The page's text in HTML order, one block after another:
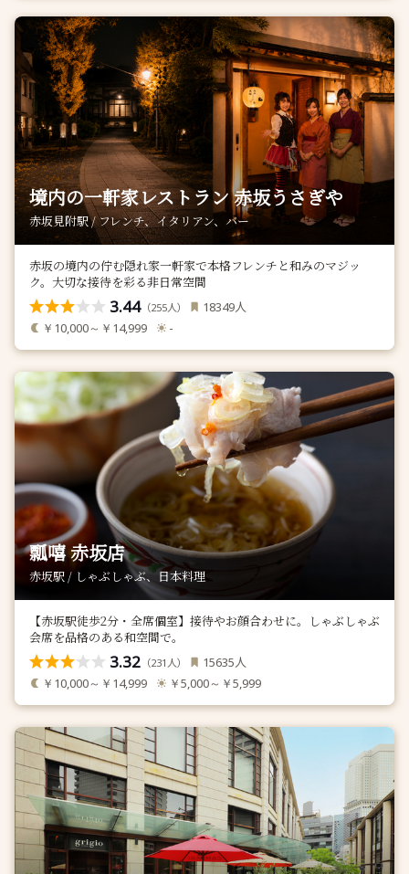
境内の一軒家レストラン 赤坂うさぎや
赤坂見附駅 / フレンチ、イタリアン、バー
赤坂の境内の佇む隠れ家一軒家で本格フレンチと和みのマジッ
ク。大切な接待を彩る非日常空間
3.44（255人） 18349人
￥10,000～￥14,999 -
瓢嘻 赤坂店
赤坂駅 / しゃぶしゃぶ、日本料理
【赤坂駅徒歩2分・全席個室】接待やお顔合わせに。しゃぶしゃぶ
会席を品格のある和空間で。
3.32 （231 人） 15635人
￥10,000～￥14,999 ￥5,000～￥5,999